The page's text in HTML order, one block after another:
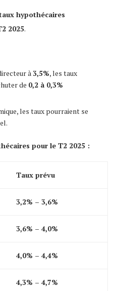
hypothécaires
2025.
à3,5%, les taux
de 0,2 à 0,3%
les taux pourraient se
pour le T2 2025 :
Taux prévu
3,2% – 3,6%
3,6% – 4,0%
4,0% – 4,4%
4,3% – 4,7%